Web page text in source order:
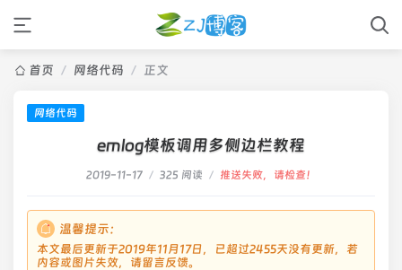
首页 / 网络代码 / 正文
网络代码
emlog模板调用多侧边栏教程
2019-11-17 / 325 阅读 / 推送失败，请检查！
温馨提示：
本文最后更新于2019年11月17日，已超过2455天没有更新，若
内容或图片失效，请留言反馈。